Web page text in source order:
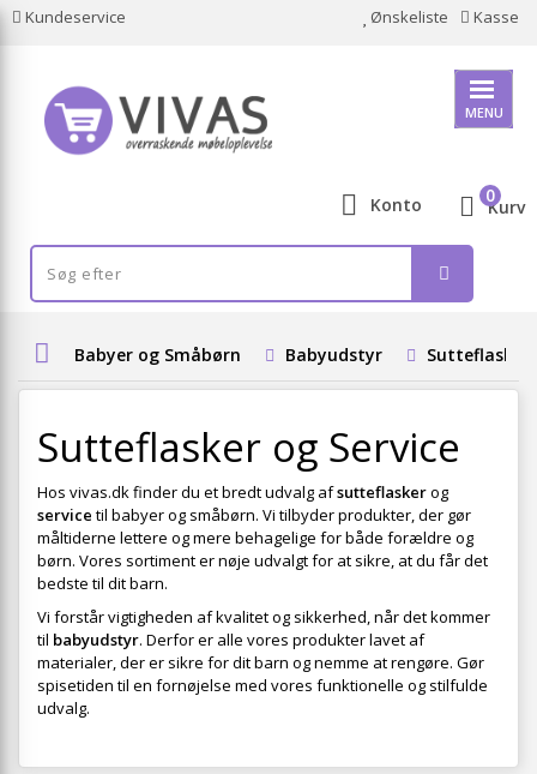
Kundeservice Ønskeliste Kasse
MENU
Konto Kurv
0
Babyer og Småbørn Babyudstyr Sutteflasker
Sutteflasker og Service
Hos vivas.dk finder du et bredt udvalg afsutteflaskerog
service til babyer og småbørn. Vi tilbyder produkter, der gør
måltiderne lettere og mere behagelige for både forældre og
børn. Vores sortiment er nøje udvalgt for at sikre, at du får det
bedste til dit barn.
Vi forstår vigtigheden af kvalitet og sikkerhed, når det kommer
til babyudstyr. Derfor er alle vores produkter lavet af
materialer, der er sikre for dit barn og nemme at rengøre. Gør
spisetiden til en fornøjelse med vores funktionelle og stilfulde
udvalg.